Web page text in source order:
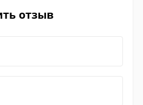
отзыв